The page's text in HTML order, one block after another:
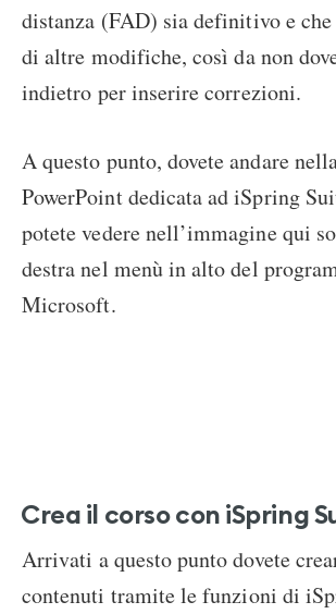
distanza (FAD) sia definitivo e
di altre modifiche, così da non
indietro per inserire correzioni.
A questo punto, dovete andare
PowerPoint dedicata ad iSpring
potete vedere nell’immagine qui
destra nel menù in alto del
Microsoft.
Crea il corso con iSpring
Arrivati a questo punto dovete
contenuti tramite le funzioni di